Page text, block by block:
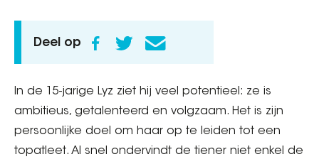
Deel op
In de 15-jarige Lyz ziet hij veel potentieel: ze is
ambitieus, getalenteerd en volgzaam. Het is zijn
persoonlijke doel om haar op te leiden tot een
topatleet. Al snel ondervindt de tiener niet enkel de